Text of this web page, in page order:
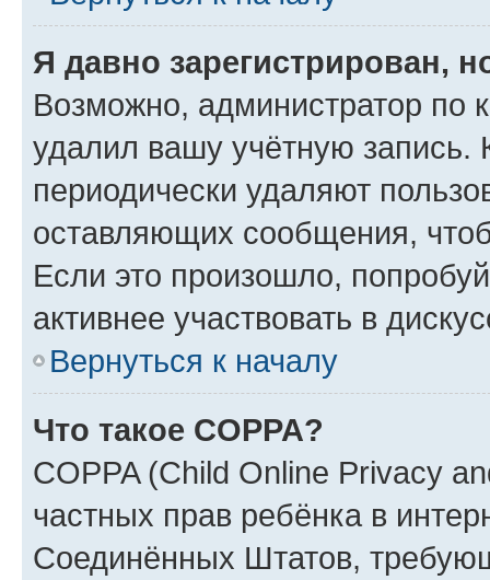
Я давно зарегистрирован,
Возможно, администратор по
удалил вашу учётную запись.
периодически удаляют
оставляющих сообщения,
Если это произошло,
активнее участвовать в
Вернуться к началу
Что такое COPPA?
COPPA (Child Online Privacy
частных прав ребёнка в
Соединённых Штатов,